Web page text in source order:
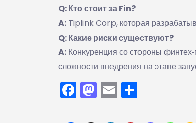
Q: Кто стоит за Fin?
A: Tiplink Corp, которая
Q: Какие риски существуют?
A: Конкуренция со стороны
сложности внедрения на этапе
Facebook
Mastodon
Email